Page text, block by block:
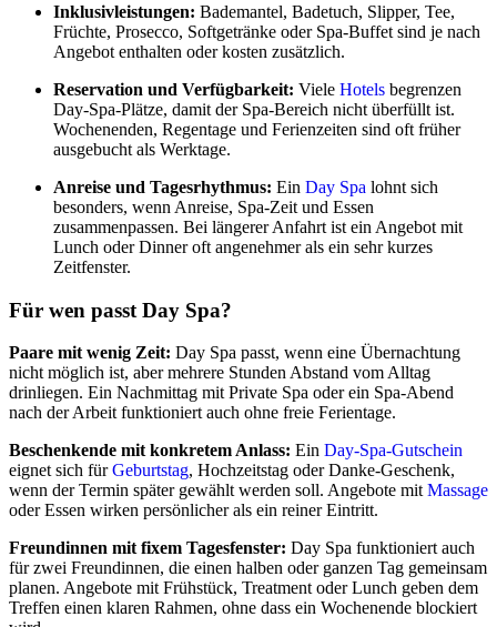
Inklusivleistungen: Bademantel, Badetuch, Slipper, Tee,
Früchte, Prosecco, Softgetränke oder Spa-Buffet sind je nach
Angebot enthalten oder kosten zusätzlich.
Reservation und Verfügbarkeit: Viele Hotels begrenzen
Day-Spa-Plätze, damit der Spa-Bereich nicht überfüllt ist.
Wochenenden, Regentage und Ferienzeiten sind oft früher
ausgebucht als Werktage.
Anreise und Tagesrhythmus: Ein Day Spa lohnt sich
besonders, wenn Anreise, Spa-Zeit und Essen
zusammenpassen. Bei längerer Anfahrt ist ein Angebot mit
Lunch oder Dinner oft angenehmer als ein sehr kurzes
Zeitfenster.
Für wen passt Day Spa?
Paare mit wenig Zeit: Day Spa passt, wenn eine Übernachtung
nicht möglich ist, aber mehrere Stunden Abstand vom Alltag
drinliegen. Ein Nachmittag mit Private Spa oder ein Spa-Abend
nach der Arbeit funktioniert auch ohne freie Ferientage.
Beschenkende mit konkretem Anlass: Ein Day-Spa-Gutschein
eignet sich fürGeburtstag, Hochzeitstag oder Danke-Geschenk,
wenn der Termin später gewählt werden soll. Angebote mit Massage
oder Essen wirken persönlicher als ein reiner Eintritt.
Freundinnen mit fixem Tagesfenster: Day Spa funktioniert auch
für zwei Freundinnen, die einen halben oder ganzen Tag gemeinsam
planen. Angebote mit Frühstück, Treatment oder Lunch geben dem
Treffen einen klaren Rahmen, ohne dass ein Wochenende blockiert